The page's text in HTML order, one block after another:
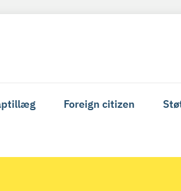
Foreign citizen